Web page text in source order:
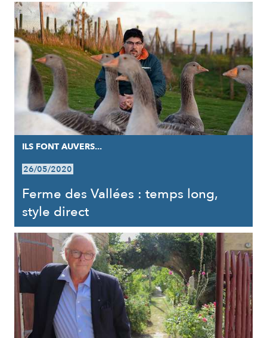
ILS FONT AUVERS...
26/05/2020
Ferme des Vallées : temps long,
style direct